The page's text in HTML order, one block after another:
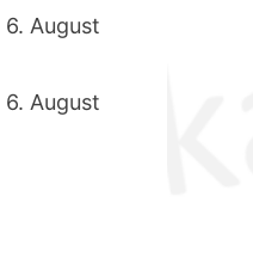
6. August
6. August